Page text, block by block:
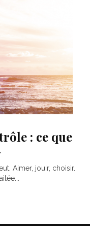
: ce que
Aimer, jouir, choisir.